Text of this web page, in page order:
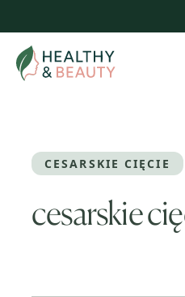
treści
CESARSKIE CIĘCIE
cesarskie